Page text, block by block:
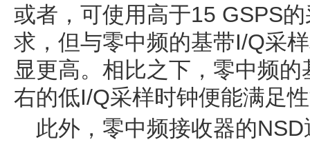
或者，可使用高于15 GSPS
求，但与零中频的基带I/Q采
显更高。相比之下，零中频
右的低I/Q采样时钟便能满足
此外，零中频接收器的